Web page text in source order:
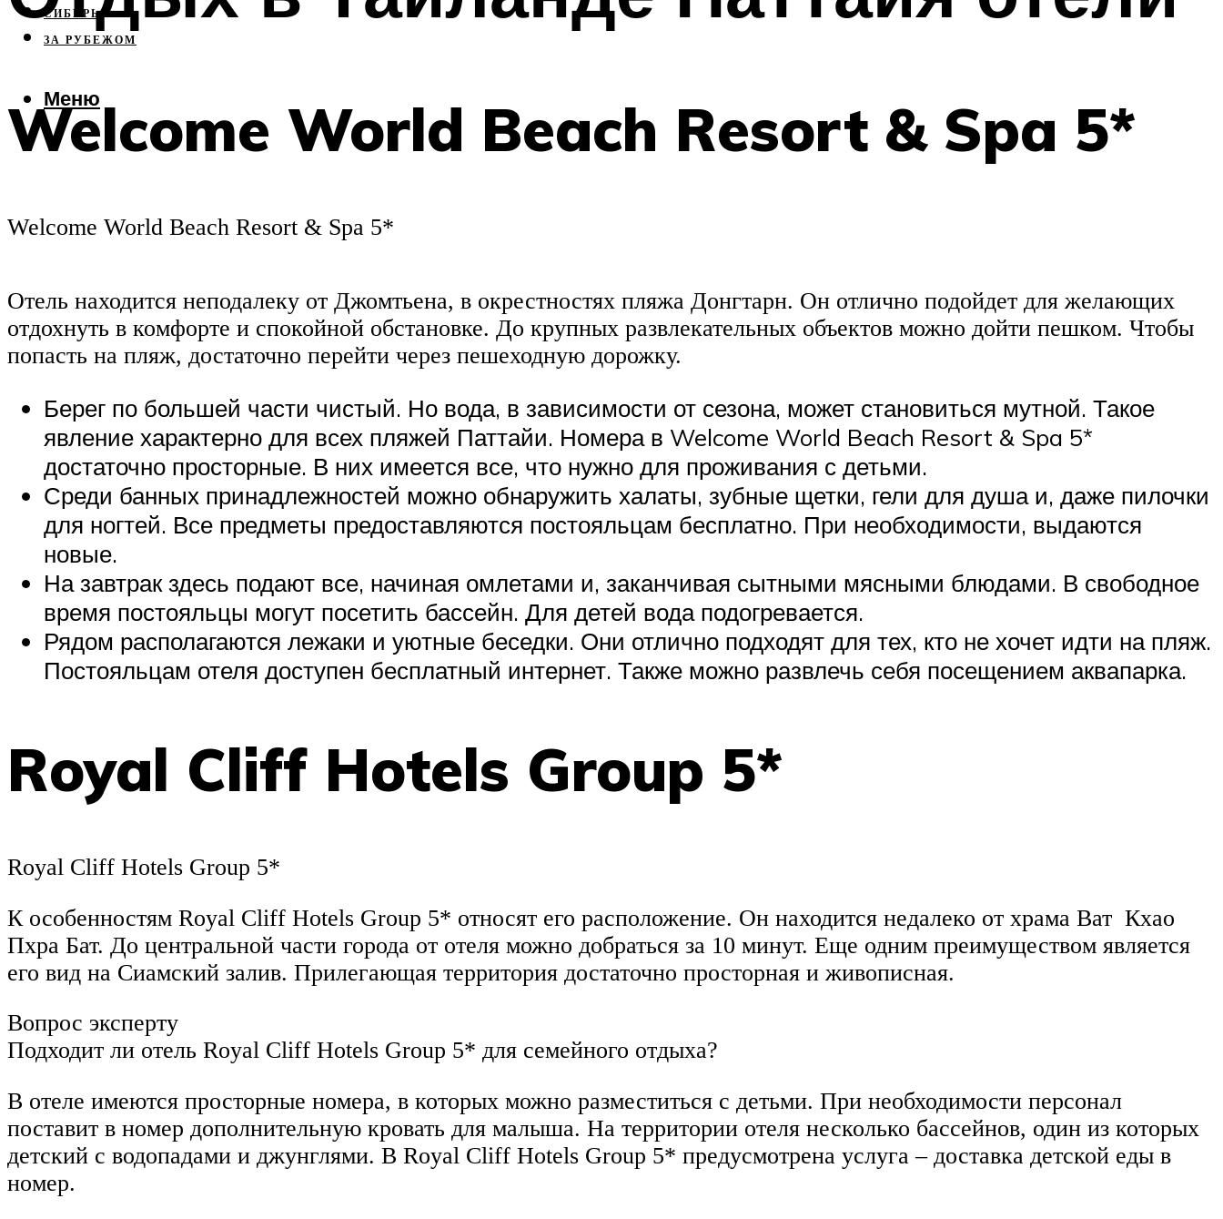
СИБИРЬ
ЗА РУБЕЖОМ
Меню
Welcome World Beach Resort & Spa 5*
Welcome World Beach Resort & Spa 5*
Отель находится неподалеку от Джомтьена, в окрестностях пляжа Донгтарн. Он отлично подойдет для желающих
отдохнуть в комфорте и спокойной обстановке. До крупных развлекательных объектов можно дойти пешком. Чтобы
попасть на пляж, достаточно перейти через пешеходную дорожку.
Берег по большей части чистый. Но вода, в зависимости от сезона, может становиться мутной. Такое
явление характерно для всех пляжей Паттайи. Номера в Welcome World Beach Resort & Spa 5*
достаточно просторные. В них имеется все, что нужно для проживания с детьми.
Среди банных принадлежностей можно обнаружить халаты, зубные щетки, гели для душа и, даже пилочки
для ногтей. Все предметы предоставляются постояльцам бесплатно. При необходимости, выдаются
новые.
На завтрак здесь подают все, начиная омлетами и, заканчивая сытными мясными блюдами. В свободное
время постояльцы могут посетить бассейн. Для детей вода подогревается.
Рядом располагаются лежаки и уютные беседки. Они отлично подходят для тех, кто не хочет идти на пляж.
Постояльцам отеля доступен бесплатный интернет. Также можно развлечь себя посещением аквапарка.
Royal Cliff Hotels Group 5*
Royal Cliff Hotels Group 5*
К особенностям Royal Cliff Hotels Group 5* относят его расположение. Он находится недалеко от храма Ват Кхао
Пхра Бат. До центральной части города от отеля можно добраться за 10 минут. Еще одним преимуществом является
его вид на Сиамский залив. Прилегающая территория достаточно просторная и живописная.
Вопрос эксперту
Подходит ли отель Royal Cliff Hotels Group 5* для семейного отдыха?
В отеле имеются просторные номера, в которых можно разместиться с детьми. При необходимости персонал
поставит в номер дополнительную кровать для малыша. На территории отеля несколько бассейнов, один из которых
детский с водопадами и джунглями. В Royal Cliff Hotels Group 5* предусмотрена услуга – доставка детской еды в
номер.